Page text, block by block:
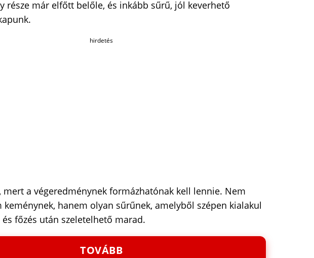
része már elfőtt belőle, és inkább sűrű, jól keverhető
hirdetés
mert a végeredménynek formázhatónak kell lennie. Nem
keménynek, hanem olyan sűrűnek, amelyből szépen kialakul
főzés után szeletelhető marad.
TOVÁBB